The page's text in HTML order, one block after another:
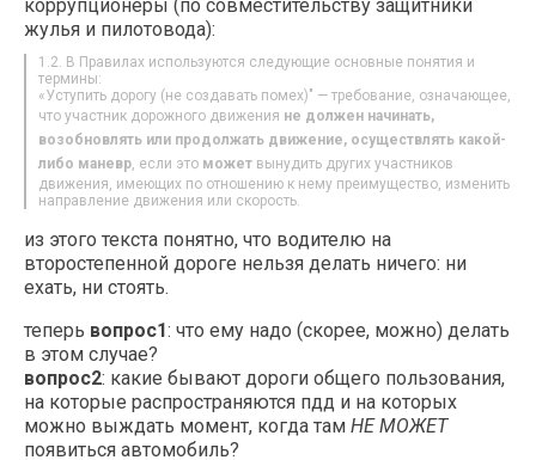
коррупционеры (по совместительству защитники
жулья и пилотовода):
1.2. В Правилах используются следующие основные понятия и
термины:
«Уступить дорогу (не создавать помех)" — требование, означающее,
что участник дорожного движения не должен начинать,
возобновлять или продолжать движение, осуществлять какой-
либо маневр, если это может вынудить других участников
движения, имеющих по отношению к нему преимущество, изменить
направление движения или скорость.
из этого текста понятно, что водителю на
второстепенной дороге нельзя делать ничего: ни
ехать, ни стоять.
теперь вопрос1: что ему надо (скорее, можно) делать
в этом случае?
вопрос2: какие бывают дороги общего пользования,
на которые распространяются пдд и на которых
можно выждать момент, когда тамНЕ МОЖЕТ
появиться автомобиль?